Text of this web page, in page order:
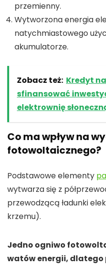
przemienny.
Wytworzona energia
natychmiastowego
akumulatorze.
Zobacz też: Kredyt
sfinansować
elektrownię
Co ma wpływ na
fotowoltaicznego?
Podstawowe elementy
wytwarza się z
przewodzącą ładunki
krzemu).
Jedno ogniwo
watów energii, dlatego